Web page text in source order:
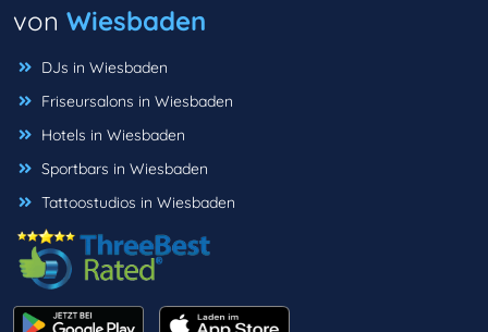
von Wiesbaden
DJs in Wiesbaden
Friseursalons in Wiesbaden
Hotels in Wiesbaden
Sportbars in Wiesbaden
Tattoostudios in Wiesbaden